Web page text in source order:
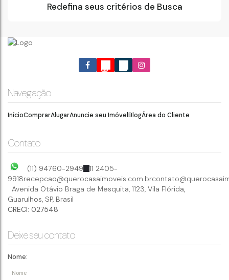
Redefina seus critérios de Busca
Navegação
InícioComprarAlugarAnuncie seu ImóvelBlogÁrea do Cliente
Contato
(11) 94760-2949
11 2405-
9918recepcao@querocasaimoveis.com.br
Avenida Otávio Braga de Mesquita, 1123, Vila Flórida,
Guarulhos, SP, Brasil
CRECI: 027548
Deixe seu contato
Nome: